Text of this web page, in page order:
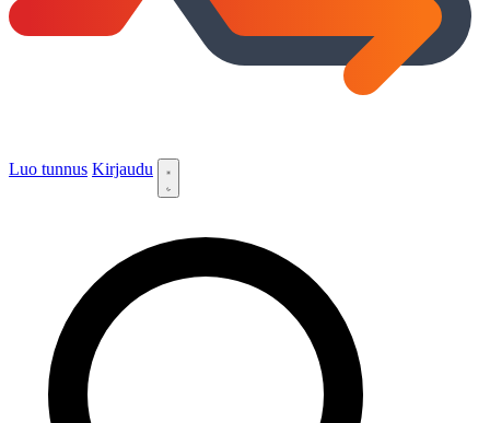
Luo tunnus Kirjaudu